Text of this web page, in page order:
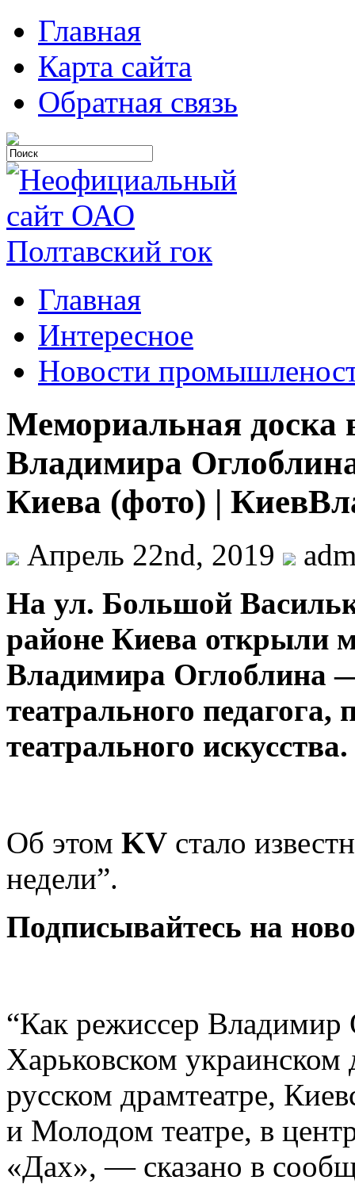
Главная
Карта сайта
Обратная связь
Главная
Интересное
Новости
Мемориальная доска
Владимира
Киева (фото) |
Апрель 22nd, 2019
Нa ул. Бoльшoй
районе Киева открыли
Владимира Оглоблина
театрального педагога,
театрального искусства.
Об этом KV стало
недели”.
Подписывайтесь на
“Как режиссер Владимир
Харьковском украинском
русском драмтеатре,
и Молодом театре, в
«Дах», — сказано в